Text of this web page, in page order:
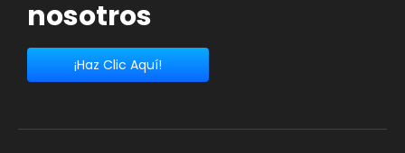
nosotros
¡Haz Clic Aquí!